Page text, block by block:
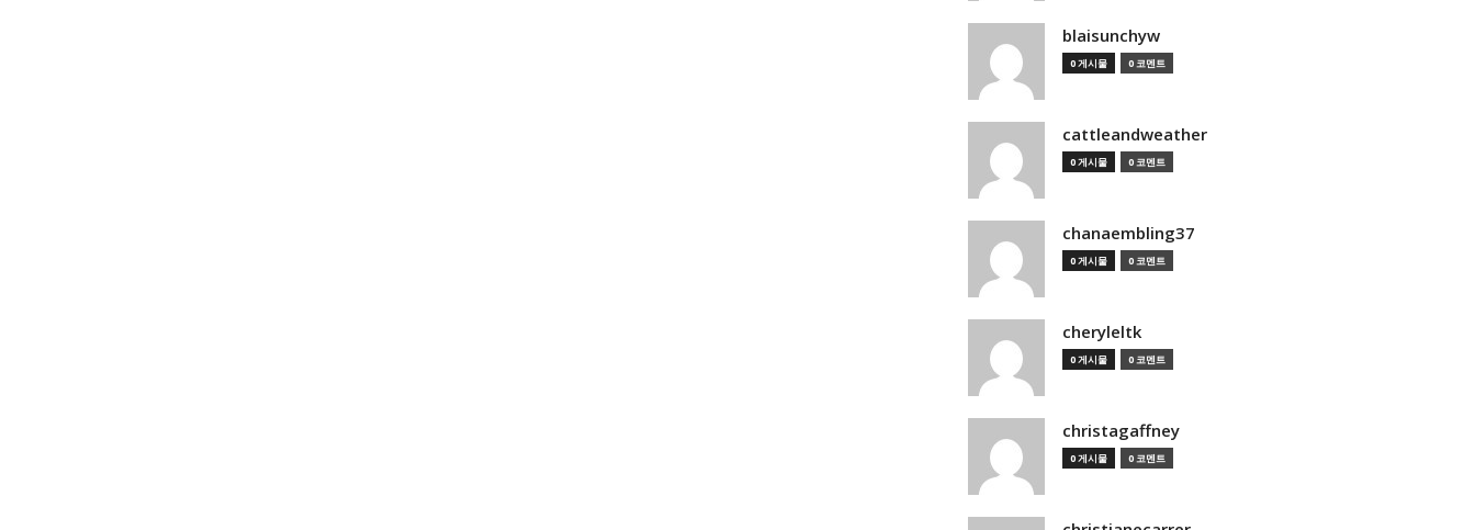
blaisunchyw
0 게시물 0 코멘트
cattleandweather
0 게시물 0 코멘트
chanaembling37
0 게시물 0 코멘트
cheryleltk
0 게시물 0 코멘트
christagaffney
0 게시물 0 코멘트